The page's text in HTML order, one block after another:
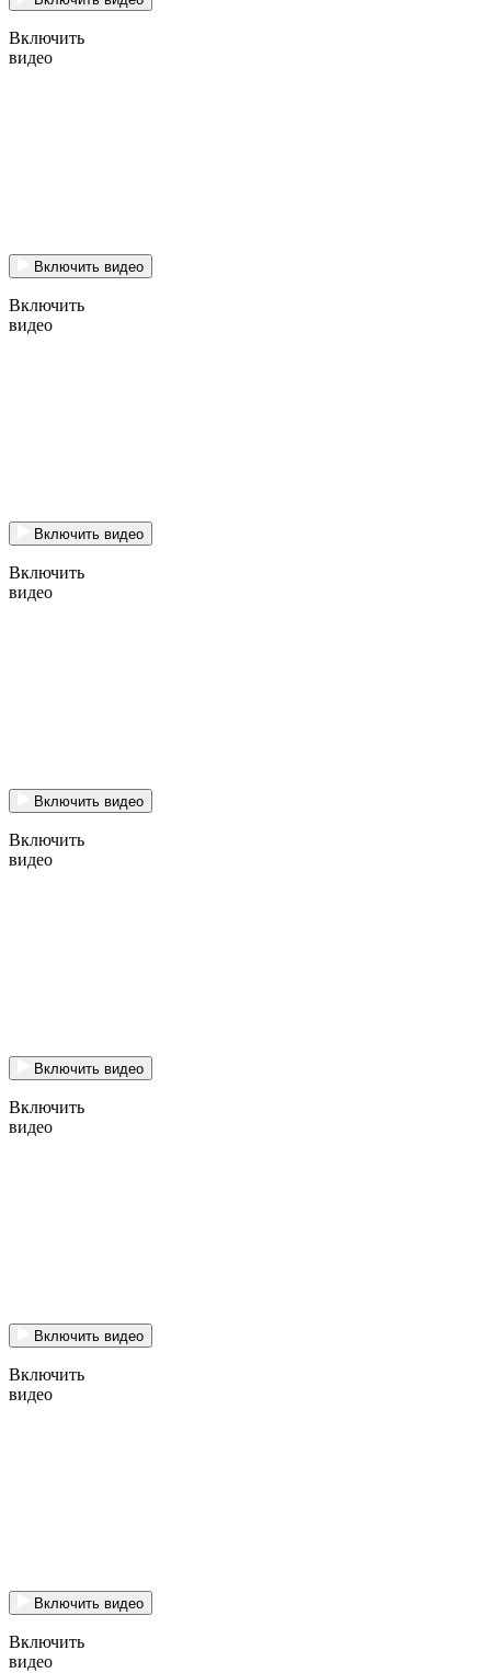
Включить
видео
Включить видео
Включить
видео
Включить видео
Включить
видео
Включить видео
Включить
видео
Включить видео
Включить
видео
Включить видео
Включить
видео
Включить видео
Включить
видео